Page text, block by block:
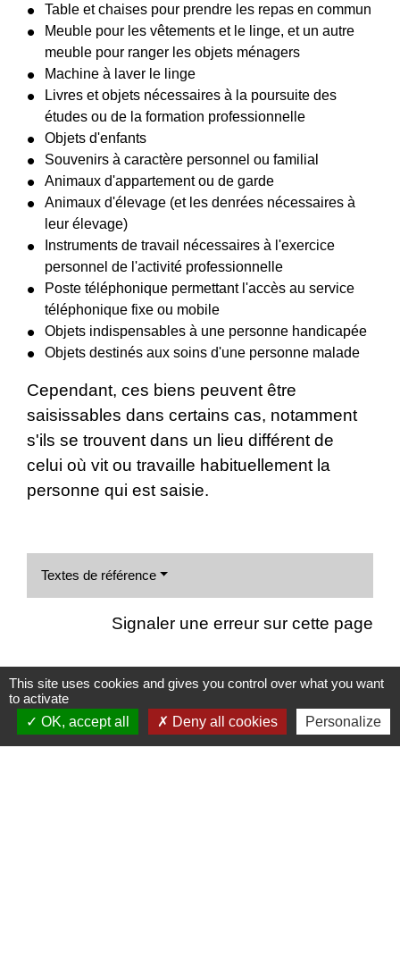
Table et chaises pour prendre les repas en commun
Meuble pour les vêtements et le linge, et un autre
meuble pour ranger les objets ménagers
Machine à laver le linge
Livres et objets nécessaires à la poursuite des
études ou de la formation professionnelle
Objets d'enfants
Souvenirs à caractère personnel ou familial
Animaux d'appartement ou de garde
Animaux d'élevage (et les denrées nécessaires à
leur élevage)
Instruments de travail nécessaires à l'exercice
personnel de l'activité professionnelle
Poste téléphonique permettant l'accès au service
téléphonique fixe ou mobile
Objets indispensables à une personne handicapée
Objets destinés aux soins d'une personne malade
Cependant, ces biens peuvent être
saisissables dans certains cas, notamment
s'ils se trouvent dans un lieu différent de
celui où vit ou travaille habituellement la
personne qui est saisie.
Textes de référence
Signaler une erreur sur cette page
Nous contacter
This site uses cookies and gives you control over what you want
to activate
OK, accept all
Deny all cookies Personalize